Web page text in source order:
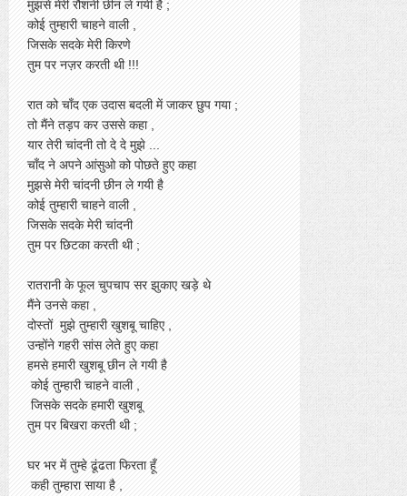
मुझसे मेरी रौशनी छीन ले गयी है ;
कोई तुम्हारी चाहने वाली ,
जिसके सदके मेरी किरणे
तुम पर नज़र करती थी !!!
रात को चाँद एक उदास बदली में जाकर छुप गया ;
तो मैंने तड़प कर उससे कहा ,
यार तेरी चांदनी तो दे दे मुझे ...
चाँद ने अपने आंसुओ को पोछते हुए कहा
मुझसे मेरी चांदनी छीन ले गयी है
कोई तुम्हारी चाहने वाली ,
जिसके सदके मेरी चांदनी
तुम पर छिटका करती थी ;
रातरानी के फूल चुपचाप सर झुकाए खड़े थे
मैंने उनसे कहा ,
दोस्तों मुझे तुम्हारी खुशबू चाहिए ,
उन्होंने गहरी सांस लेते हुए कहा
हमसे हमारी खुशबू छीन ले गयी है
कोई तुम्हारी चाहने वाली ,
जिसके सदके हमारी खुशबू
तुम पर बिखरा करती थी ;
घर भर में तुम्हे ढूंढता फिरता हूँ
कही तुम्हारा साया है ,